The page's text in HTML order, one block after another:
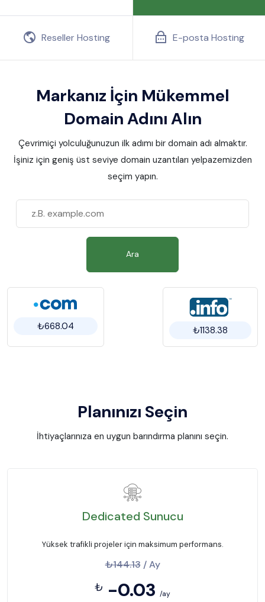
Reseller Hosting E-posta Hosting
Markanız İçin Mükemmel
Domain Adını Alın
Çevrimiçi yolculuğunuzun ilk adımı bir domain adı almaktır.
İşiniz için geniş üst seviye domain uzantıları yelpazemizden
seçim yapın.
Ara
₺668.04 ₺1138.38
Planınızı Seçin
İhtiyaçlarınıza en uygun barındırma planını seçin.
Dedicated Sunucu
Yüksek trafikli projeler için maksimum performans.
₺144.13/ Ay
₺-0.03/ay